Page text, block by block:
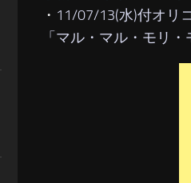
・ 11/07/13(水)付オリ
「マル・マル・モリ